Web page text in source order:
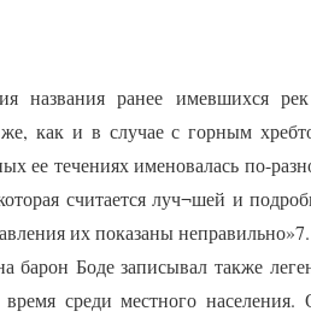
названия ранее имевшихся
как и в случае с горным
ее течениях именовалась по-
считается луч¬шей и
их показаны неправильно»7.
Боде записывал также
среди местного